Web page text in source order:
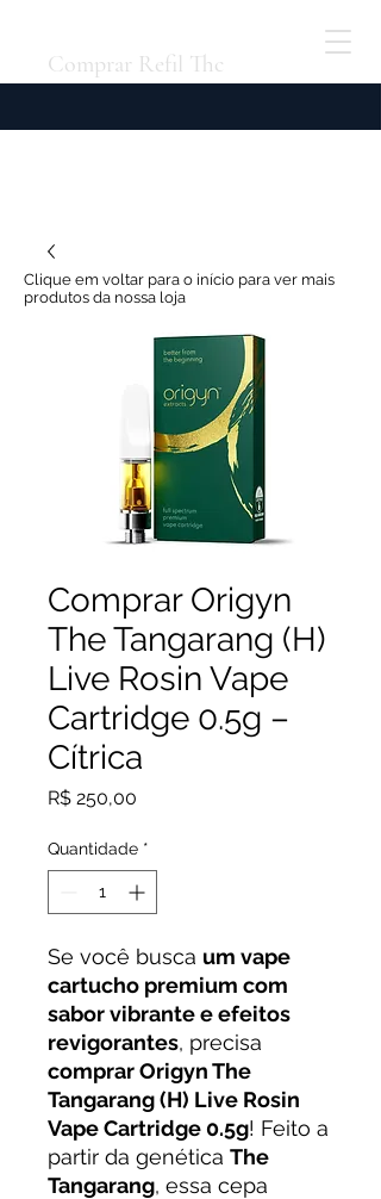
Comprar Refil Thc
Comprar Origyn
The Tangarang (H)
Live Rosin Vape
Cartridge 0.5g –
Cítrica
R$ 250,00
Quantidade *
Se você busca um vape
cartucho premium com
sabor vibrante e efeitos
revigorantes, precisa
comprar Origyn The
Tangarang (H) Live Rosin
Vape Cartridge 0.5g! Feito a
partir da genética The
Tangarang, essa cepa
Clique em voltar para o início para ver mais
produtos da nossa loja